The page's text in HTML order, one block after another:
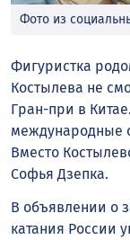
Фото из
Фигуристка
Костылева не
Гран-при в
международные
Вместо
Софья Дзепка.
В объявлении о
катания России